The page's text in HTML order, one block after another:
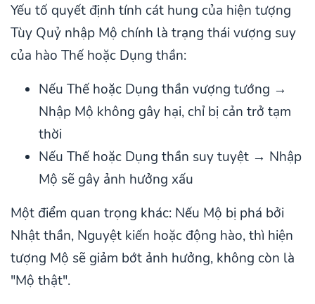
Yếu tố quyết định tính cát hung của hiện tượng
Tùy Quỷ nhập Mộ chính là trạng thái vượng suy
của hào Thế hoặc Dụng thần:
Nếu Thế hoặc Dụng thần vượng tướng →
Nhập Mộ không gây hại, chỉ bị cản trở tạm
thời
Nếu Thế hoặc Dụng thần suy tuyệt → Nhập
Mộ sẽ gây ảnh hưởng xấu
Một điểm quan trọng khác: Nếu Mộ bị phá bởi
Nhật thần, Nguyệt kiến hoặc động hào, thì hiện
tượng Mộ sẽ giảm bớt ảnh hưởng, không còn là
"Mộ thật".